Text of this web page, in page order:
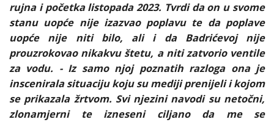
rujna i početka listopada 2023. Tvrdi da on u svome
stanu uopće nije izazvao poplavu te da poplave
uopće nije niti bilo, ali i da Badrićevoj nije
prouzrokovao nikakvu štetu, a niti zatvorio ventile
za vodu. - Iz samo njoj poznatih razloga ona je
inscenirala situaciju koju su mediji prenijeli i kojom
se prikazala žrtvom. Svi njezini navodi su netočni,
zlonamjerni te izneseni ciljano da me se